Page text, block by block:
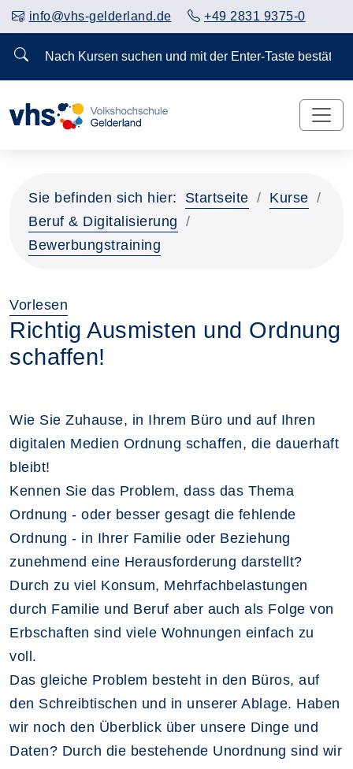
info@vhs-gelderland.de +49 2831 9375-0
Nach Kursen suchen und mit der Enter-Taste
Sie befinden sich hier: Startseite
Kurse
Beruf & Digitalisierung
Bewerbungstraining
Vorlesen
Richtig Ausmisten und Ordnung
schaffen!
Wie Sie Zuhause, in Ihrem Büro und auf Ihren
digitalen Medien Ordnung schaffen, die dauerhaft
bleibt!
Kennen Sie das Problem, dass das Thema
Ordnung - oder besser gesagt die fehlende
Ordnung - in Ihrer Familie oder Beziehung
zunehmend eine Herausforderung darstellt?
Durch zu viel Konsum, Mehrfachbelastungen
durch Familie und Beruf aber auch als Folge von
Erbschaften sind viele Wohnungen einfach zu
voll.
Das gleiche Problem besteht in den Büros, auf
den Schreibtischen und in unserer Ablage. Haben
wir noch den Überblick über unsere Dinge und
Daten? Durch die bestehende Unordnung sind wir